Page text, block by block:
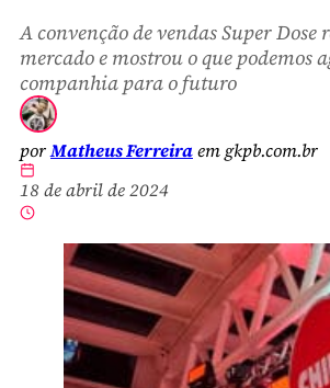
A convenção de vendas Super Dose
mercado e mostrou o que podemos
companhia para o futuro
porMatheus Ferreiraem gkpb.com.br
18 de abril de 2024